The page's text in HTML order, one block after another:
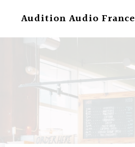
au
Audition Audio France